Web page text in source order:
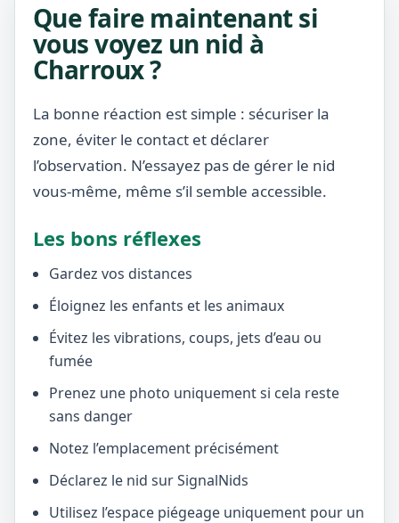
Que faire maintenant si
vous voyez un nid à
Charroux ?
La bonne réaction est simple : sécuriser la
zone, éviter le contact et déclarer
l’observation. N’essayez pas de gérer le nid
vous-même, même s’il semble accessible.
Les bons réflexes
Gardez vos distances
Éloignez les enfants et les animaux
Évitez les vibrations, coups, jets d’eau ou
fumée
Prenez une photo uniquement si cela reste
sans danger
Notez l’emplacement précisément
Déclarez le nid sur SignalNids
Utilisez l’espace piégeage uniquement pour un